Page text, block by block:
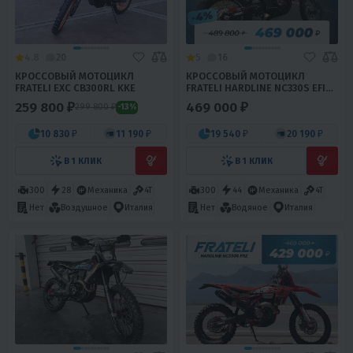
КРОССОВЫЙ МОТОЦИКЛ
FRATELI EXC CB300RL KKE
259 800 ₽299 800 ₽ -13%
10 830 ₽ 11 190 ₽
В 1 КЛИК
300 28 Механика
4T
Нет
Воздушное Италия
КРОССОВЫЙ МОТОЦИКЛ
FRATELI HARDLINE NC330S EFI
469 000 ₽
19 540 ₽ 20 190 ₽
В 1 КЛИК
300 44 Механика
4T
Нет
Водяное Италия